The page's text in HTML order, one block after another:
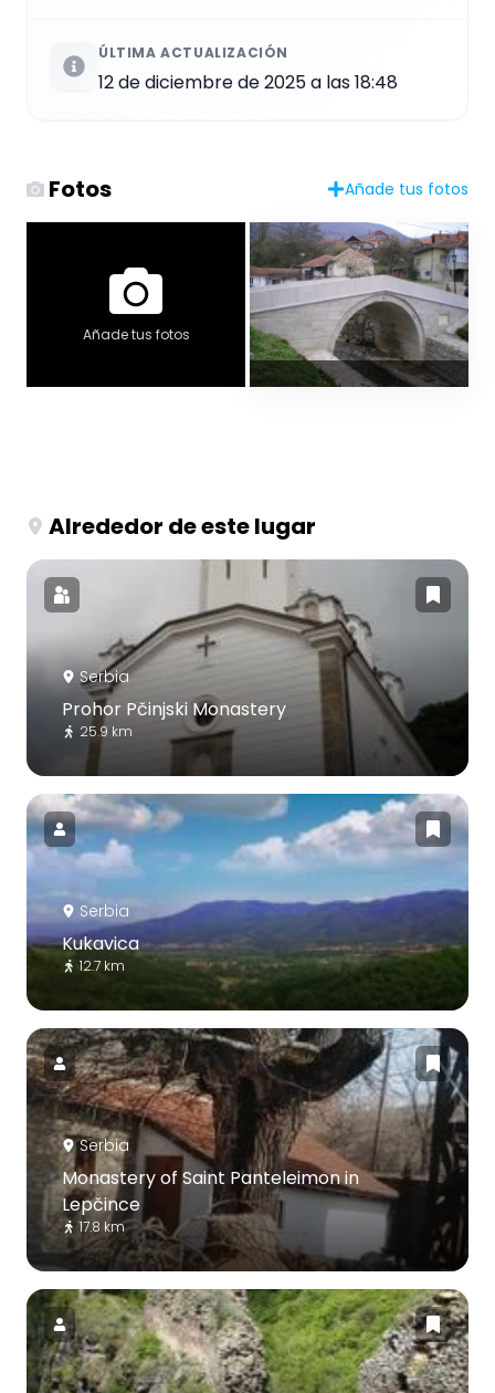
ÚLTIMA ACTUALIZACIÓN
12 de diciembre de 2025 a las 18:48
Fotos Añade tus fotos
Añade tus fotos
Alrededor de este lugar
Serbia
Prohor Pčinjski Monastery
25.9 km
Serbia
Kukavica
12.7 km
Serbia
Monastery of Saint Panteleimon in
Lepčince
17.8 km